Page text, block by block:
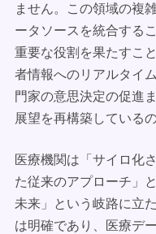
ません。この領域の複
ータソースを統合する
重要な役割を果たすこ
者情報へのリアルタイ
門家の意思決定の促進
展望を再構築しているの
医療機関は「サイロ化
た従来のアプローチ」
未来」という岐路に立
は明確であり、医療デ